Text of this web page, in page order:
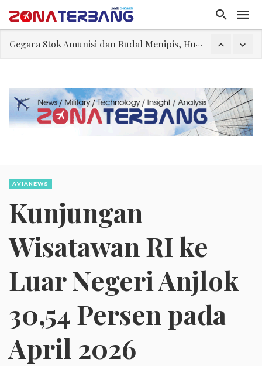
Gegara Stok Amunisi dan Rudal Menipis, Hubungan Presiden dan Menhan Dilaporkan Retak
Begini Cara Kerja Kabin, Hingga Penumpang Bisa Nyaman Selama Penerbangan
Masuki Fase Penting, Ini Posisi Iran, AS, dan Oman dalam Perjanjian Selat Hormuz
Perjanjian Selat Hormuz Makin Dekat, Harga Minyak Mentah Melonjak Akibat Serangan Terbaru Houthi
AVIANEWS
Kunjungan
Wisatawan RI ke
Luar Negeri Anjlok
30,54 Persen pada
April 2026